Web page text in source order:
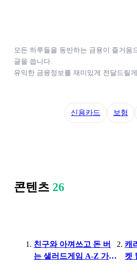
모든 하루들을 동반하는 금융이 즐거움
글을 씁니다.
유익한 금융정보를 재미있게 전달드릴게
신용카드 보험
콘텐츠 26
친구와 아껴쓰고 돈 버
는 샐러드게임 A-Z 가이
캐
켓